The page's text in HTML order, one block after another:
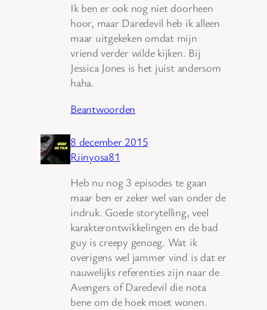
Ik ben er ook nog niet doorheen
hoor, maar Daredevil heb ik alleen
maar uitgekeken omdat mijn
vriend verder wilde kijken. Bij
Jessica Jones is het juist andersom
haha.
Beantwoorden
8 december 2015
Riinyosa81
Heb nu nog 3 episodes te gaan
maar ben er zeker wel van onder de
indruk. Goede storytelling, veel
karakterontwikkelingen en de bad
guy is creepy genoeg. Wat ik
overigens wel jammer vind is dat er
nauwelijks referenties zijn naar de
Avengers of Daredevil die nota
bene om de hoek moet wonen.